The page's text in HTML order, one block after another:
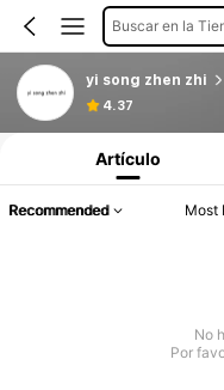
Buscar en la
yi song zhen zhi
4.37
Artículo
Recommended Most
No
Por